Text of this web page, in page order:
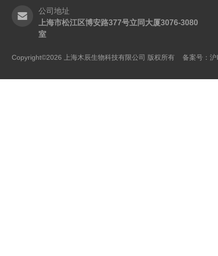
公司地址
上海市松江区博安路377号立同大厦3076-3080
室
Copyright©2026 上海木辰生物科技有限公司 版权所有 备案号：